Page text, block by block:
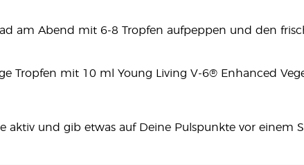
am Abend mit 6-8 Tropfen aufpeppen und den
Tropfen mit 10 ml Young Living V-6® Enhanced
aktiv und gib etwas auf Deine Pulspunkte vor